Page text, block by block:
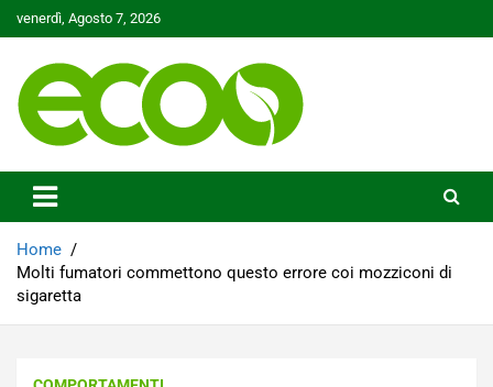
to
venerdì, Agosto 7, 2026
Ecoo.it
Home
Molti fumatori commettono questo errore coi mozziconi di
sigaretta